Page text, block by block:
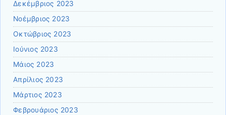
Δεκέμβριος 2023
Νοέμβριος 2023
Οκτώβριος 2023
Ιούνιος 2023
Μάιος 2023
Απρίλιος 2023
Μάρτιος 2023
Φεβρουάριος 2023